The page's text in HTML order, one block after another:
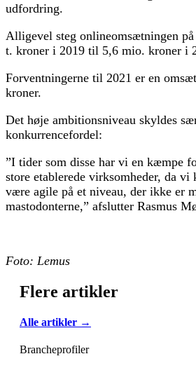
udfordring.
Alligevel steg onlineomsætningen
t. kroner i 2019 til 5,6 mio. kroner i
Forventningerne til 2021 er en
kroner.
Det høje ambitionsniveau skyldes
konkurrencefordel:
”I tider som disse har vi en kæmpe
store etablerede virksomheder, da
være agile på et niveau, der ikke er
mastodonterne,” afslutter Rasmus
Foto: Lemus
Flere artikler
Alle artikler →
Brancheprofiler